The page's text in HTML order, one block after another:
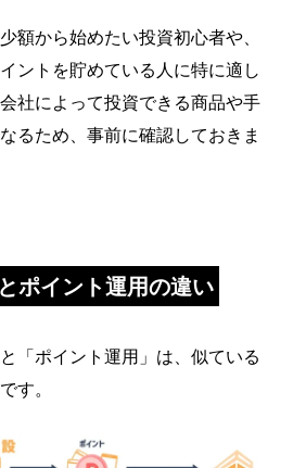
額から始めたい投資初心者や、
ントを貯めている人に特に適し
社によって投資できる商品や手
るため、事前に確認しておきま
ポイント運用の違い
「ポイント運用」は、似ている
す。